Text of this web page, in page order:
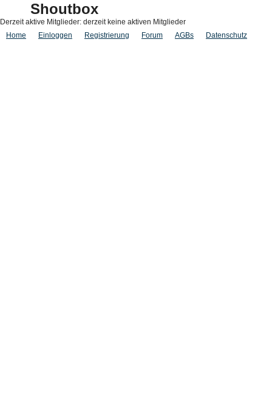
Shoutbox
Derzeit aktive Mitglieder: derzeit keine aktiven Mitglieder
Home
Einloggen Registrierung Forum AGBs Datenschutz